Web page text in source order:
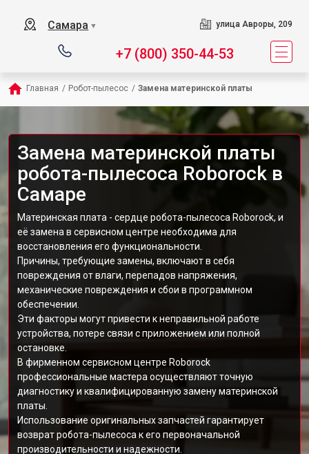
Самара ▼ улица Авроры, 209
+7 (800) 350-44-53
Главная / Робот-пылесос / Замена материнской платы
Замена материнской платы
робота-пылесоса Roborock в
Самаре
Материнская плата - сердце робота-пылесоса Roborock, и
её замена в сервисном центре необходима для
восстановления его функциональности.
Причины, требующие замены, включают в себя
повреждения от влаги, перепадов напряжения,
механические повреждения и сбои в программном
обеспечении.
Эти факторы могут привести к неправильной работе
устройства, потере связи с приложением или полной
остановке.
В фирменном сервисном центре Roborock
профессиональные мастера осуществляют точную
диагностику и квалифицированную замену материнской
платы.
Использование оригинальных запчастей гарантирует
возврат робота-пылесоса к его первоначальной
производительности и надежности.